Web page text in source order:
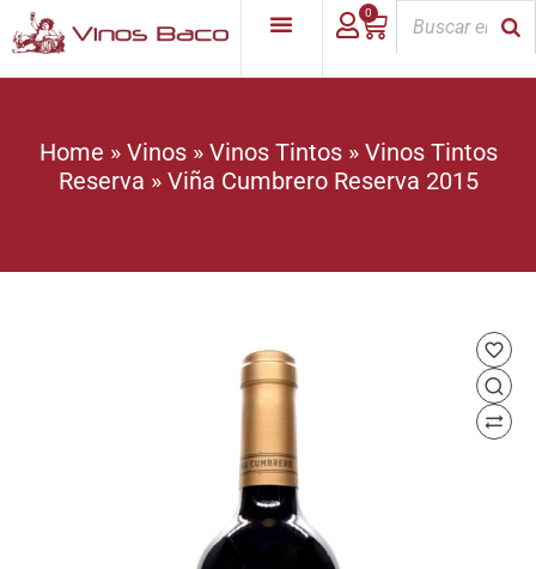
0
Home » Vinos» Vinos Tintos» Vinos Tintos
Reserva » Viña Cumbrero Reserva 2015